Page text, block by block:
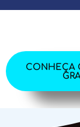
CONHEÇA